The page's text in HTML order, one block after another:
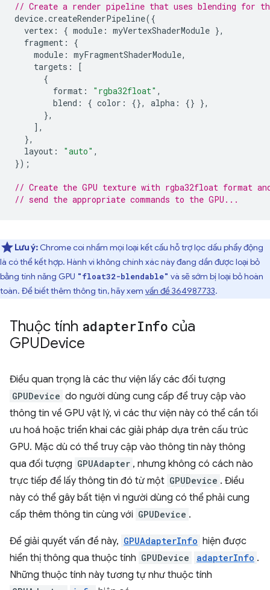
// Create a render pipeline that uses blending for
device.createRenderPipeline({
vertex : { module : myVertexShaderModule },
fragment :
{
module : myFragmentShaderModule,
targets :
[
{
format : "rgba32float" ,
blend : { color : {}, alpha : {} },
},
],
},
layout : "auto" ,
});
// Create the GPU texture with rgba32float format
// send the appropriate commands to the GPU...
Lưu ý: Chrome coi nhầm mọi loại kết cấu hỗ trợ lọc dấu phẩy động
là có thể kết hợp. Hành vi không chính xác này đang dần được loại bỏ
bằng tính năng GPU "float32-blendable" và sẽ sớm bị loại bỏ hoàn
toàn. Để biết thêm thông tin, hãy xem vấn đề 364987733.
Thuộc tính adapterInfo của
GPUDevice
Điều quan trọng là các thư viện lấy các đối tượng
GPUDevice do người dùng cung cấp để truy cập vào
thông tin về GPU vật lý, vì các thư viện này có thể cần tối
ưu hoá hoặc triển khai các giải pháp dựa trên cấu trúc
GPU. Mặc dù có thể truy cập vào thông tin này thông
qua đối tượng GPUAdapter , nhưng không có cách nào
trực tiếp để lấy thông tin đó từ một GPUDevice . Điều
này có thể gây bất tiện vì người dùng có thể phải cung
cấp thêm thông tin cùng với GPUDevice .
Để giải quyết vấn đề này, GPUAdapterInfo hiện được
hiển thị thông qua thuộc tính GPUDevice adapterInfo .
Những thuộc tính này tương tự như thuộc tính